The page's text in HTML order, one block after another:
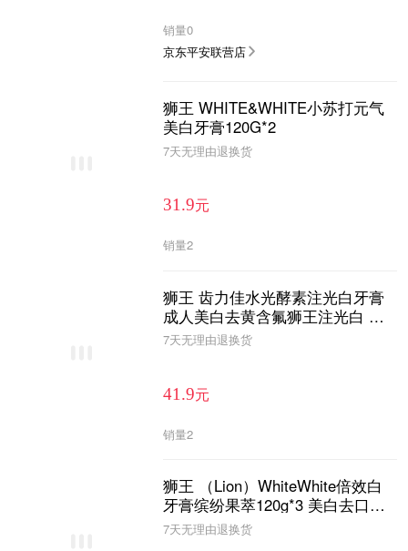
销量0
京东平安联营店
狮王 WHITE&WHITE小苏打元气
美白牙膏120G*2
7天无理由退换货
31.9元
销量2
狮王 齿力佳水光酵素注光白牙膏
成人美白去黄含氟狮王注光白 清
柚+绿意 120g*2支
7天无理由退换货
41.9元
销量2
狮王 （Lion）WhiteWhite倍效白
牙膏缤纷果萃120g*3 美白去口臭
护龈去黄去渍
7天无理由退换货